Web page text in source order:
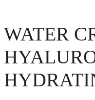
WATER